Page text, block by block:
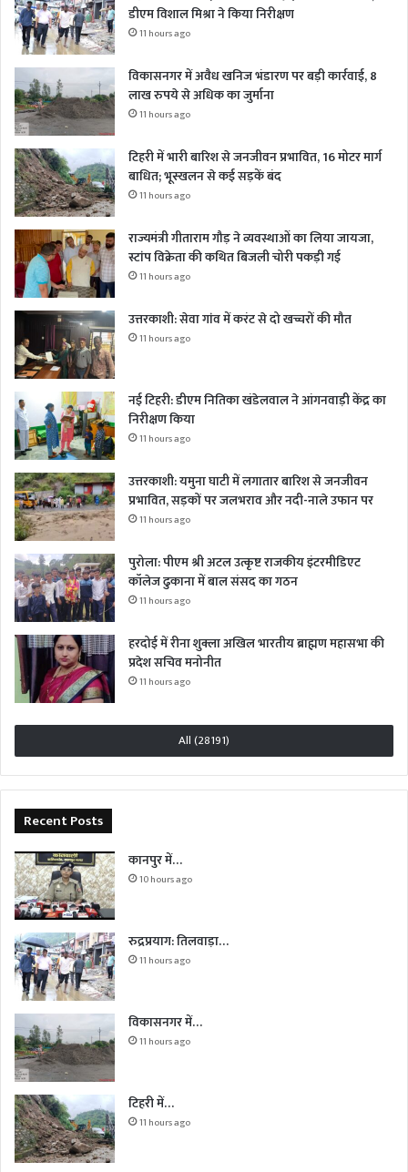
डीएम विशाल मिश्रा ने किया निरीक्षण
11 hours ago
विकासनगर में अवैध खनिज भंडारण पर बड़ी कार्रवाई, 8
लाख रुपये से अधिक का जुर्माना
11 hours ago
टिहरी में भारी बारिश से जनजीवन प्रभावित, 16 मोटर मार्ग
बाधित; भूस्खलन से कई सड़कें बंद
11 hours ago
राज्यमंत्री गीताराम गौड़ ने व्यवस्थाओं का लिया जायजा,
स्टांप विक्रेता की कथित बिजली चोरी पकड़ी गई
11 hours ago
उत्तरकाशी: सेवा गांव में करंट से दो खच्चरों की मौत
11 hours ago
नई टिहरी: डीएम नितिका खंडेलवाल ने आंगनवाड़ी केंद्र का
निरीक्षण किया
11 hours ago
उत्तरकाशी: यमुना घाटी में लगातार बारिश से जनजीवन
प्रभावित, सड़कों पर जलभराव और नदी-नाले उफान पर
11 hours ago
पुरोला: पीएम श्री अटल उत्कृष्ट राजकीय इंटरमीडिएट
कॉलेज ढुकाना में बाल संसद का गठन
11 hours ago
हरदोई में रीना शुक्ला अखिल भारतीय ब्राह्मण महासभा की
प्रदेश सचिव मनोनीत
11 hours ago
All (28191)
Recent Posts
कानपुर में…
10 hours ago
रुद्रप्रयाग: तिलवाड़ा…
11 hours ago
विकासनगर में…
11 hours ago
टिहरी में…
11 hours ago